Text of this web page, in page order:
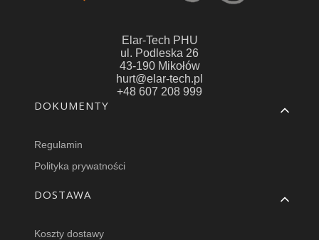
Elar-Tech PHU
ul. Podleska 26
43-190 Mikołów
hurt@elar-tech.pl
+48 607 208 999
Linki w stopce
DOKUMENTY
Regulamin
Polityka prywatności
DOSTAWA
Koszty dostawy